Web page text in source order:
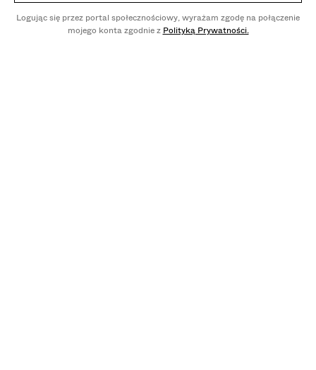
Logując się przez portal społecznościowy, wyrażam zgodę na połączenie
mojego konta zgodnie z Polityką Prywatności.